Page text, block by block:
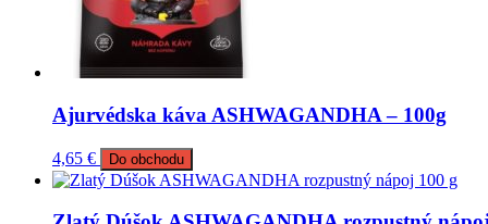
Ajurvédska káva ASHWAGANDHA – 100g
4,65 € Do obchodu